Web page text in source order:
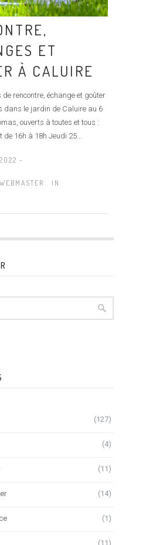
ET
À CALUIRE
rencontre, échange et goûter
dans le jardin de Caluire au 6
ouverts à toutes et tous :
de 16h à 18h Jeudi 25...
-
IN
(127)
(4)
(11)
(14)
(1)
(11)